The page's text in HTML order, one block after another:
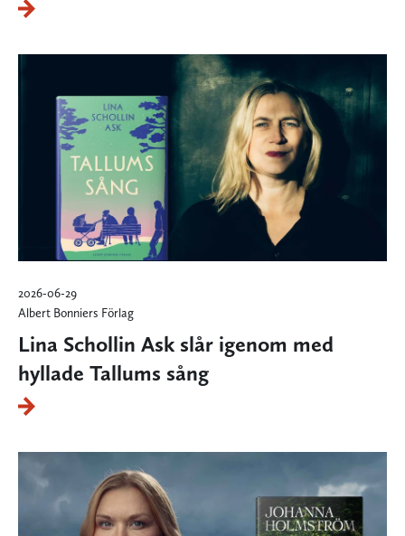
2026-06-29
Albert Bonniers Förlag
Lina Schollin Ask slår igenom med
hyllade Tallums sång